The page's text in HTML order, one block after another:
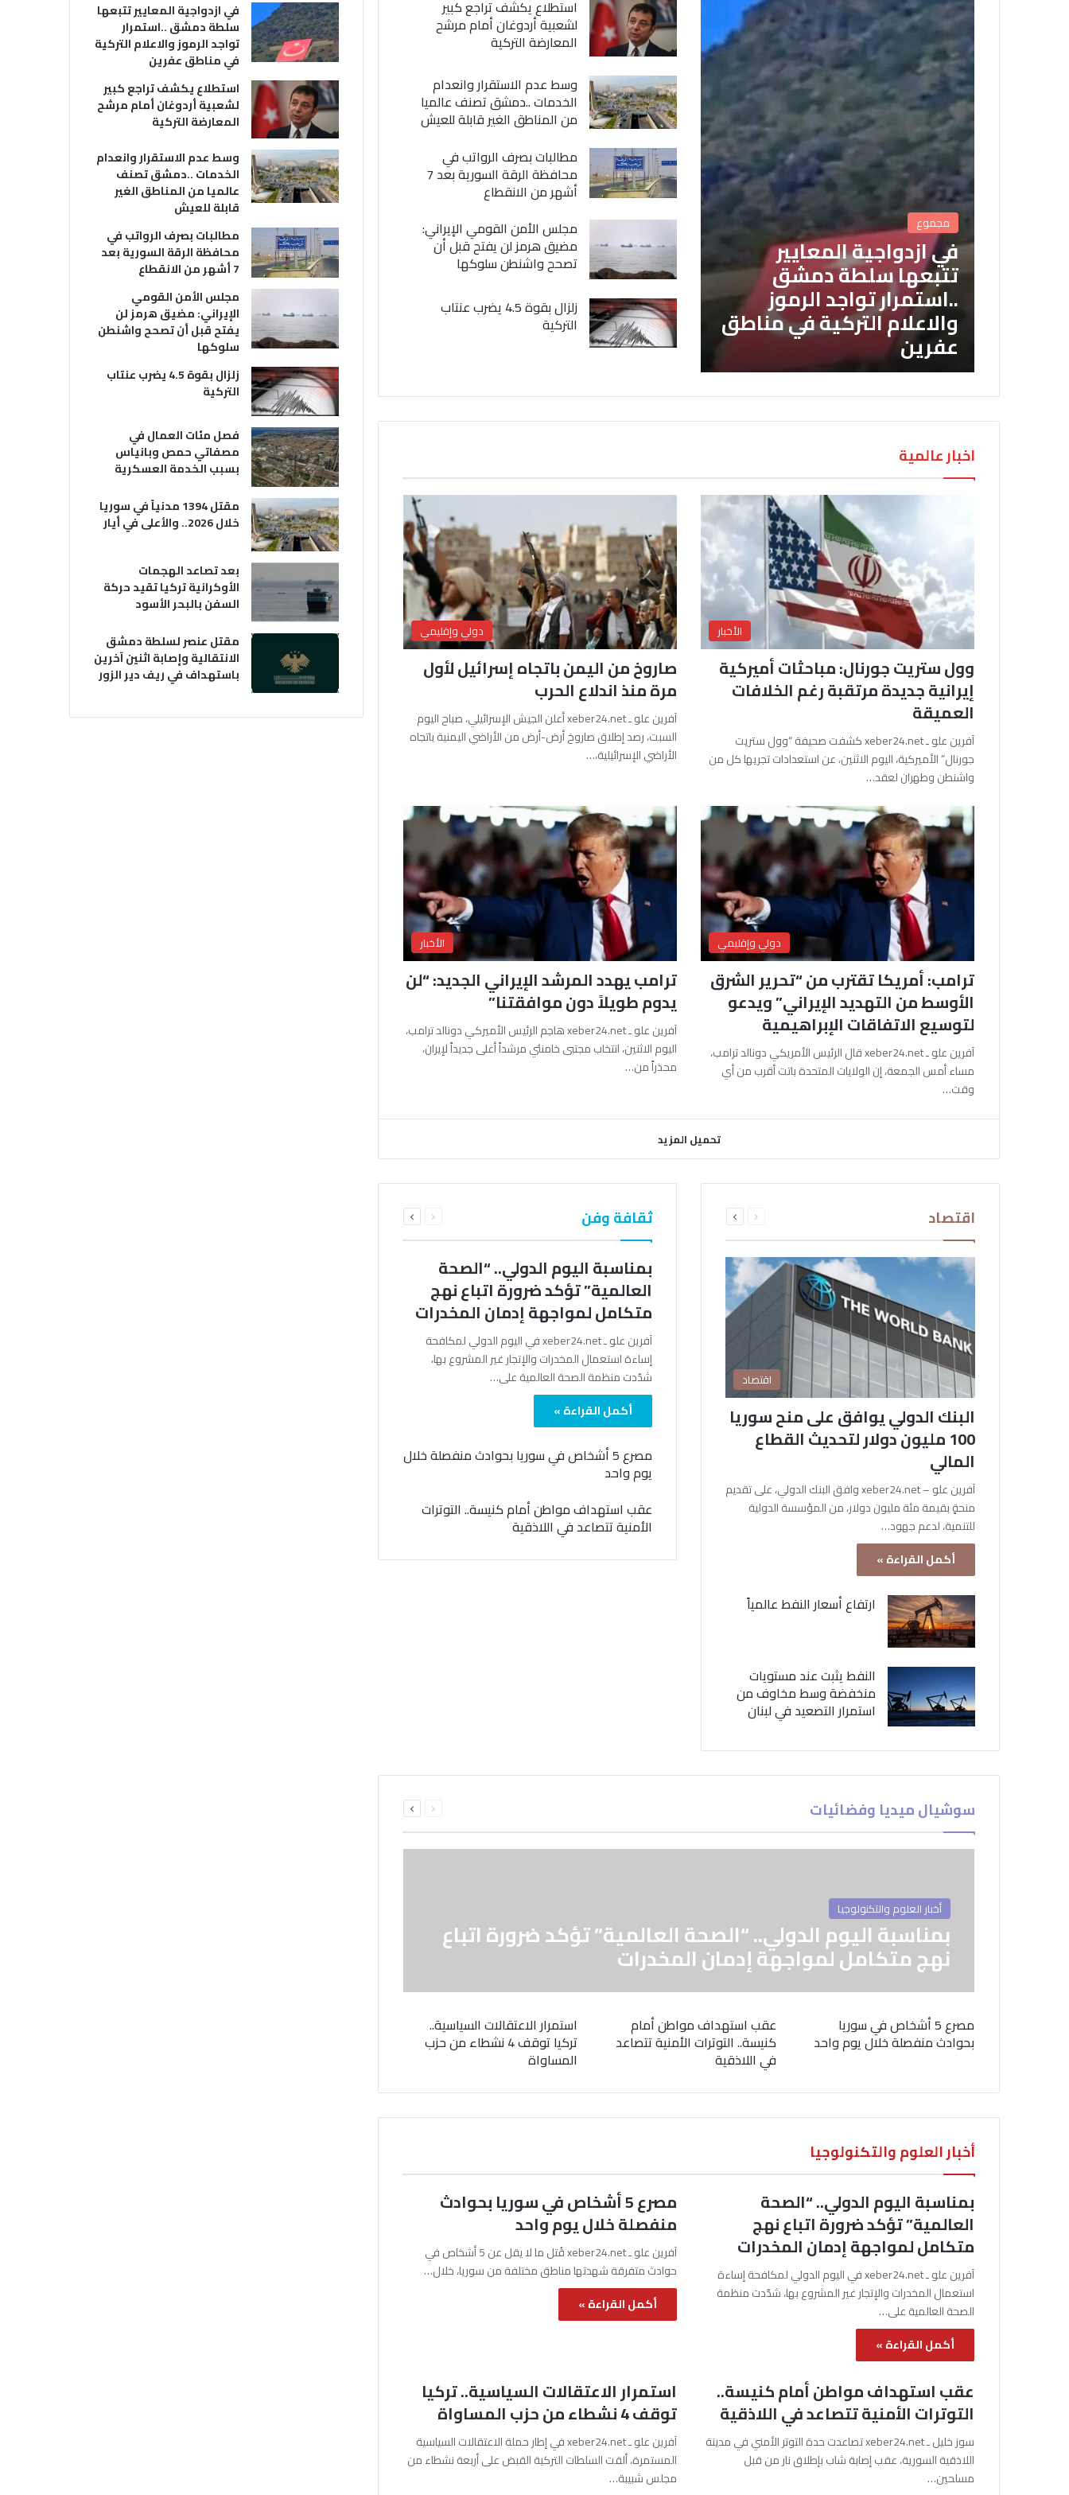
مجموع
في ازدواجية المعايير
تتبعها سلطة دمشق
..استمرار تواجد الرموز
والاعلام التركية في مناطق
عفرين
استطلاع يكشف تراجع كبير
لشعبية أردوغان أمام مرشح
المعارضة التركية
وسط عدم الاستقرار وانعدام
الخدمات ..دمشق تصنف عالميا
من المناطق الغير قابلة للعيش
مطالبات بصرف الرواتب في
محافظة الرقة السورية بعد 7
أشهر من الانقطاع
مجلس الأمن القومي الإيراني:
مضيق هرمز لن يفتح قبل أن
تصحح واشنطن سلوكها
زلزال بقوة 4.5 يضرب عنتاب
التركية
اخبار عالمية
الأخبار
وول ستريت جورنال: مباحثات أميركية
إيرانية جديدة مرتقبة رغم الخلافات
العميقة
آفرين علو ـ xeber24.net كشفت صحيفة “وول ستريت
جورنال” الأميركية، اليوم الاثنين، عن استعدادات تجريها كل من
واشنطن وطهران لعقد…
دولي وإقليمي
صاروخ من اليمن باتجاه إسرائيل لأول
مرة منذ اندلاع الحرب
آفرين علو ـ xeber24.net أعلن الجيش الإسرائيلي، صباح اليوم
السبت، رصد إطلاق صاروخ أرض-أرض من الأراضي اليمنية باتجاه
الأراضي الإسرائيلية،…
دولي وإقليمي
ترامب: أمريكا تقترب من “تحرير الشرق
الأوسط من التهديد الإيراني” ويدعو
لتوسيع الاتفاقات الإبراهيمية
آفرين علو ـ xeber24.net قال الرئيس الأمريكي دونالد ترامب،
مساء أمس الجمعة، إن الولايات المتحدة باتت أقرب من أي
وقت…
الأخبار
ترامب يهدد المرشد الإيراني الجديد: “لن
يدوم طويلاً دون موافقتنا”
آفرين علو ـ xeber24.net هاجم الرئيس الأميركي دونالد ترامب،
اليوم الاثنين، انتخاب مجتبى خامنئي مرشداً أعلى جديداً لإيران،
محذراً من…
تحميل المزيد
اقتصاد الصفحةالصفحة
اقتصاد
البنك الدولي يوافق على منح سوريا
100 مليون دولار لتحديث القطاع
المالي
آفرين علو – xeber24.net وافق البنك الدولي، على تقديم
منحةٍ بقيمة مئة مليون دولار، من المؤسسة الدولية
للتنمية، لدعم جهود…
أكمل القراءة »
ارتفاع أسعار النفط عالمياً
النفط يثبت عند مستويات
منخفضة وسط مخاوف من
استمرار التصعيد في لبنان
ثقافة وفن الصفحةالصفحة
بمناسبة اليوم الدولي.. “الصحة
العالمية” تؤكد ضرورة اتباع نهج
متكامل لمواجهة إدمان المخدرات
آفرين علو ـ xeber24.net في اليوم الدولي لمكافحة
إساءة استعمال المخدرات والإتجار غير المشروع بها،
شدّدت منظمة الصحة العالمية على…
أكمل القراءة »
مصرع 5 أشخاص في سوريا بحوادث منفصلة خلال
يوم واحد
عقب استهداف مواطن أمام كنيسة.. التوترات
الأمنية تتصاعد في اللاذقية
سوشيال ميديا وفضائيات الصفحةالصفحة
أخبار العلوم والتكنولوجيا
بمناسبة اليوم الدولي.. “الصحة العالمية” تؤكد ضرورة اتباع
نهج متكامل لمواجهة إدمان المخدرات
مصرع 5 أشخاص في سوريا
بحوادث منفصلة خلال يوم واحد
عقب استهداف مواطن أمام
كنيسة.. التوترات الأمنية تتصاعد
في اللاذقية
استمرار الاعتقالات السياسية..
تركيا توقف 4 نشطاء من حزب
المساواة
أخبار العلوم والتكنولوجيا
بمناسبة اليوم الدولي.. “الصحة
العالمية” تؤكد ضرورة اتباع نهج
متكامل لمواجهة إدمان المخدرات
آفرين علو ـ xeber24.net في اليوم الدولي لمكافحة إساءة
استعمال المخدرات والإتجار غير المشروع بها، شدّدت منظمة
الصحة العالمية على…
أكمل القراءة »
مصرع 5 أشخاص في سوريا بحوادث
منفصلة خلال يوم واحد
آفرين علو ـ xeber24.net قُتل ما لا يقل عن 5 أشخاص في
حوادث متفرقة شهدتها مناطق مختلفة من سوريا، خلال…
أكمل القراءة »
عقب استهداف مواطن أمام كنيسة..
التوترات الأمنية تتصاعد في اللاذقية
سوز خليل ـ xeber24.net تصاعدت حدة التوتر الأمني في مدينة
اللاذقية السورية، عقب إصابة شاب بإطلاق نار من قبل
مسلحين…
استمرار الاعتقالات السياسية.. تركيا
توقف 4 نشطاء من حزب المساواة
آفرين علو ـ xeber24.net في إطار حملة الاعتقالات السياسية
المستمرة، ألقت السلطات التركية القبض على أربعة نشطاء من
مجلس شبيبة…
في ازدواجية المعايير تتبعها
سلطة دمشق ..استمرار
تواجد الرموز والاعلام التركية
في مناطق عفرين
استطلاع يكشف تراجع كبير
لشعبية أردوغان أمام مرشح
المعارضة التركية
وسط عدم الاستقرار وانعدام
الخدمات ..دمشق تصنف
عالميا من المناطق الغير
قابلة للعيش
مطالبات بصرف الرواتب في
محافظة الرقة السورية بعد
7 أشهر من الانقطاع
مجلس الأمن القومي
الإيراني: مضيق هرمز لن
يفتح قبل أن تصحح واشنطن
سلوكها
زلزال بقوة 4.5 يضرب عنتاب
التركية
فصل مئات العمال في
مصفاتي حمص وبانياس
بسبب الخدمة العسكرية
مقتل 1394 مدنياً في سوريا
خلال 2026.. والأعلى في أيار
بعد تصاعد الهجمات
الأوكرانية تركيا تقيد حركة
السفن بالبحر الأسود
مقتل عنصر لسلطة دمشق
الانتقالية وإصابة اثنين آخرين
باستهداف في ريف دير الزور